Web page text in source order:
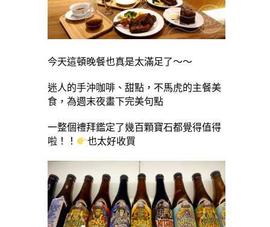
今天這頓晚餐也真是太滿足了～～
迷人的手沖咖啡、甜點，不馬虎的主餐美
食，為週末夜畫下完美句點
一整個禮拜鑑定了幾百顆寶石都覺得值得
啦！！
也太好收買